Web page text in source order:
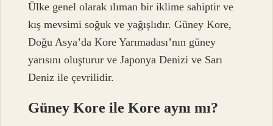
Ülke genel olarak ılıman bir iklime sahiptir ve
kış mevsimi soğuk ve yağışlıdır. Güney Kore,
Doğu Asya’da Kore Yarımadası’nın güney
yarısını oluşturur ve Japonya Denizi ve Sarı
Deniz ile çevrilidir.
Güney Kore ile Kore aynı mı?